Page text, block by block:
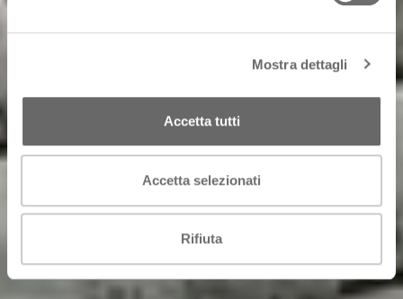
Mostra dettagli
Accetta tutti
Accetta selezionati
Rifiuta